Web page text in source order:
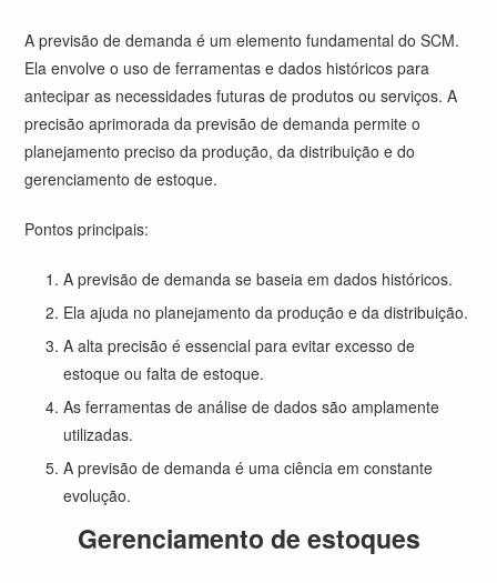
A previsão de demanda é um elemento fundamental do SCM.
Ela envolve o uso de ferramentas e dados históricos para
antecipar as necessidades futuras de produtos ou serviços. A
precisão aprimorada da previsão de demanda permite o
planejamento preciso da produção, da distribuição e do
gerenciamento de estoque.
Pontos principais:
A previsão de demanda se baseia em dados históricos.
Ela ajuda no planejamento da produção e da distribuição.
A alta precisão é essencial para evitar excesso de
estoque ou falta de estoque.
As ferramentas de análise de dados são amplamente
utilizadas.
A previsão de demanda é uma ciência em constante
evolução.
Gerenciamento de estoques